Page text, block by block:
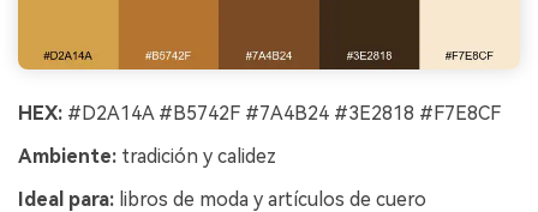
HEX: #D2A14A #B5742F #7A4B24 #3E2818 #F7E8CF
Ambiente: tradición y calidez
Ideal para: libros de moda y artículos de cuero